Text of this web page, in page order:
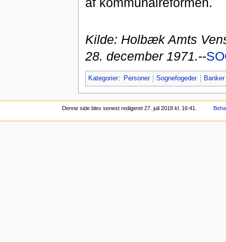
Kilde: Holbæk Amts
28. december 1971.--
Kategorier: Personer Sognefogeder
Denne side blev senest redigeret 27. juli 2018 kl. 16:41.